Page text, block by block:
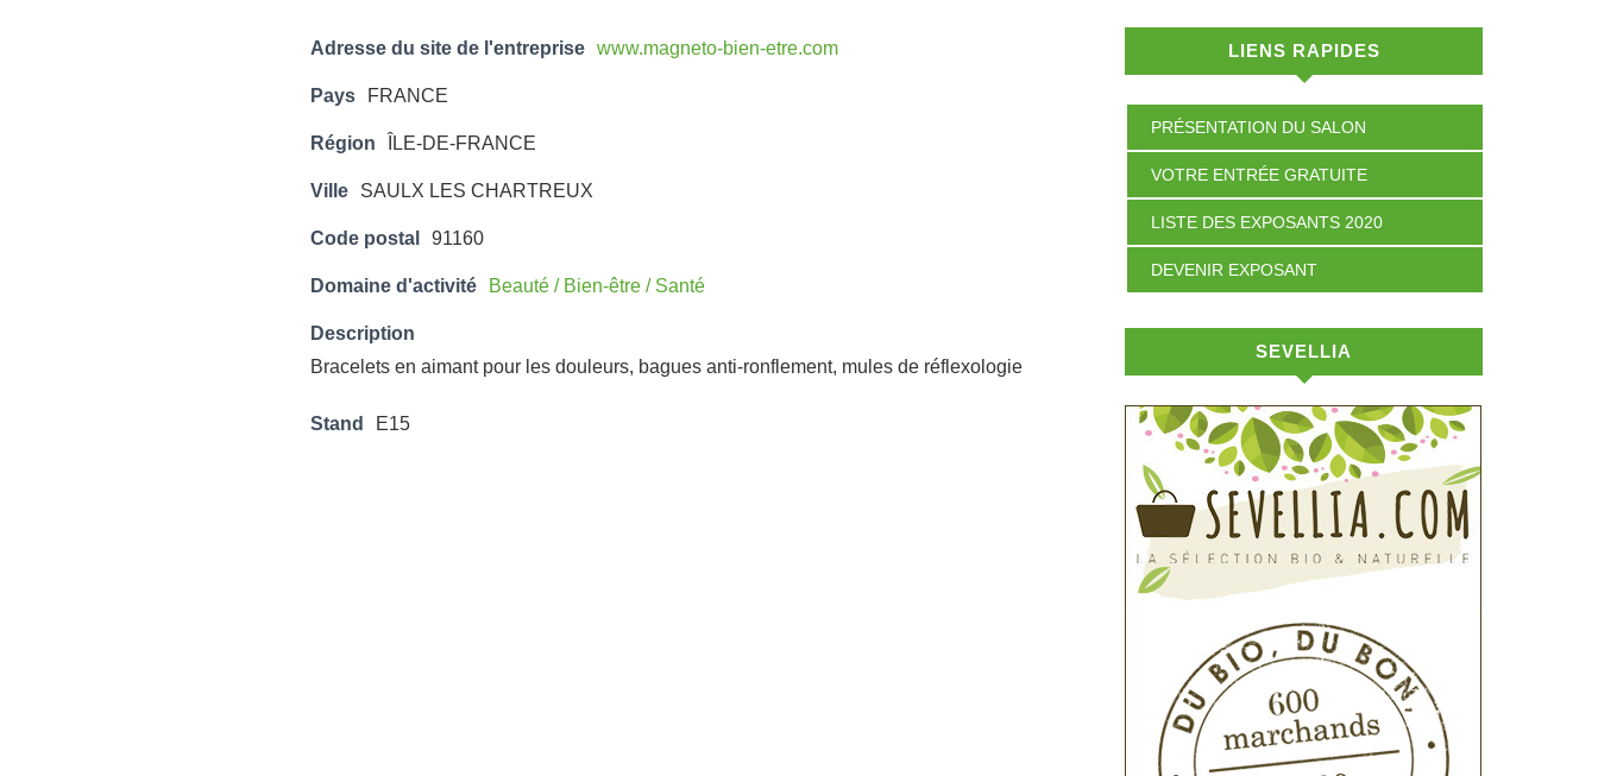
Adresse du site de l'entreprise www.magneto-bien-etre.com
Pays FRANCE
Région ÎLE-DE-FRANCE
Ville SAULX LES CHARTREUX
Code postal 91160
Domaine d'activité Beauté / Bien-être / Santé
Description
Bracelets en aimant pour les douleurs, bagues anti-ronflement, mules de réflexologie
Stand E15
LIENS RAPIDES
PRÉSENTATION DU SALON
VOTRE ENTRÉE GRATUITE
LISTE DES EXPOSANTS 2020
DEVENIR EXPOSANT
SEVELLIA